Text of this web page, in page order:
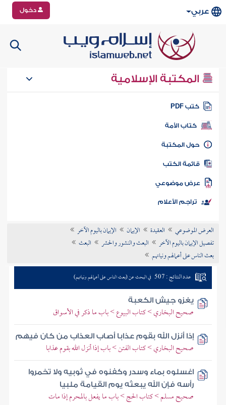
عربي دخول
المكتبة الإسلامية
كتب PDF
كتاب الأمة
المكتبة
الكتب
موضوعي
تراجم الأعلام
العرض الموضوعي العقيدة الإيمان
الإيمان باليوم الآخر
تفصيل الإيمان باليوم الآخر
البعث والنشور والحشر
البعث
بعث الناس على أعمالهم ونياتهم
عدد النتائج : 507 في البحث عن (بعث الناس على أعمالهم ونياتهم)
يغزو جيش الكعبة
صحيح البخاري > كتاب البيوع > باب ما ذكر في الأسواق
إذا أنزل الله بقوم عذابا أصاب العذاب من كان فيهم
صحيح البخاري > كتاب الفتن > باب إذا أنزل الله بقوم عذابا
اغسلوه بماء وسدر وكفنوه في ثوبيه ولا تخمروا
رأسه فإن الله يبعثه يوم القيامة ملبيا
صحيح مسلم > كتاب الحج > باب ما يفعل بالمحرم إذا مات